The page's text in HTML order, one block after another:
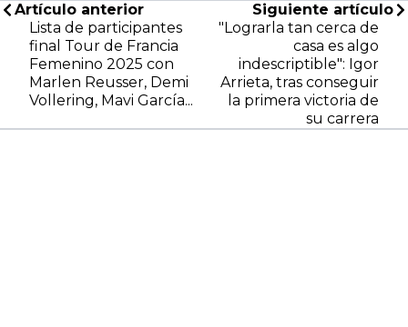
Artículo anterior
Lista de participantes
final Tour de Francia
Femenino 2025 con
Marlen Reusser, Demi
Vollering, Mavi García...
Siguiente artículo
"Lograrla tan cerca de
casa es algo
indescriptible": Igor
Arrieta, tras conseguir
la primera victoria de
su carrera